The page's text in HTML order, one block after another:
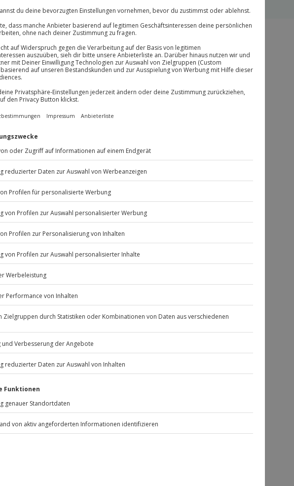
10 Jahre gültig & verlängerbar.
Melde dich hier an
Alltag zu entkommen
einzutauchen? Floating in
sein. Tauche ein in ein
salzhaltig wie das Tote Meer.
während du mühelos
bietet dir die perfekte
Gelenke zu schonen und
es sich positiv auf
deines Immunsystems.
Floating-Erlebnis in Dresden.
reine Schwebezeit beträgt 60
wird vorausgesetzt.
zu deinem Erlebnis mit.
Listenansicht
© OpenStreetMaps
Jochen SchweizerGmbH
außer an bundesweiten